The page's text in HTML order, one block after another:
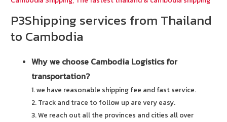
P3Shipping services from Thailand
to Cambodia
Why we choose Cambodia Logistics for
transportation?
1. we have reasonable shipping fee and fast service.
2. Track and trace to follow up are very easy.
3. We reach out all the provinces and cities all over